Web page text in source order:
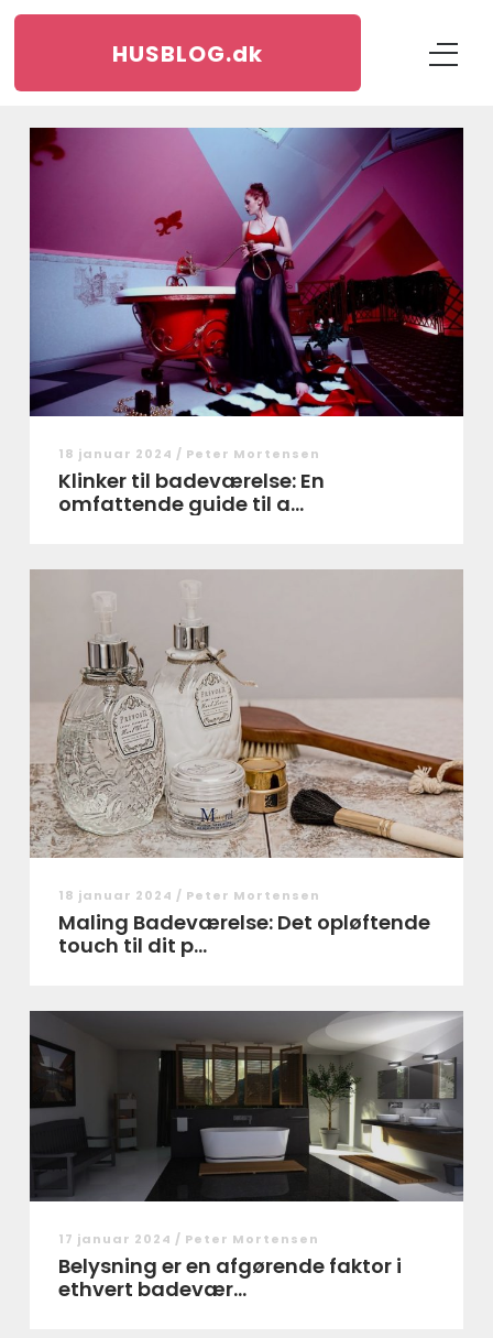
HUSBLOG.dk
18 januar 2024 / Peter Mortensen
Klinker til badeværelse: En
omfattende guide til a...
18 januar 2024 / Peter Mortensen
Maling Badeværelse: Det opløftende
touch til dit p...
17 januar 2024 / Peter Mortensen
Belysning er en afgørende faktor i
ethvert badevær...